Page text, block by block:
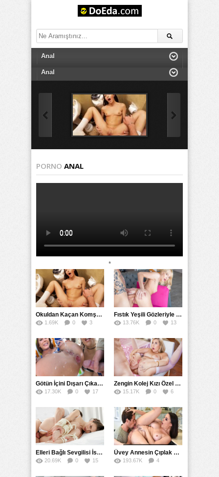
PORNO ANAL
*
Okuldan Kaçan Komşu Kızını Bakire Sanıp Götten Sikti
1.69K 0 3
Fıstık Yeşili Gözleriyle Arka Bahçeyi Renklendirip Filizlendirdi
13.76K 0 13
Götün İçini Dışarı Çıkarana Kadar Sokup Boşalttı
17.30K 0 17
Zengin Kolej Kızı Özel Şoförüne Götten Sikmesini Emretti
15.17K 0 6
Elleri Bağlı Sevgilisi İstemediği Halde Götten Tecavüz Etti
20.69K 0 15
Üvey Annesin Çıplak Resimlerini Çekerken Amcığa Geldi
193.67K
4